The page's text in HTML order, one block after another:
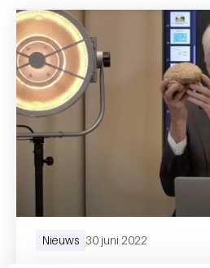
Nieuws 30 juni 2022